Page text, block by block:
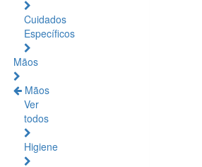
Cuidados
Específicos
Mãos
Mãos
Ver
todos
Higiene